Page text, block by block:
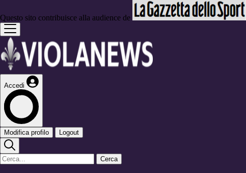
Questo sito contribuisce alla audience de
Accedi
Modifica profilo Logout
Cerca